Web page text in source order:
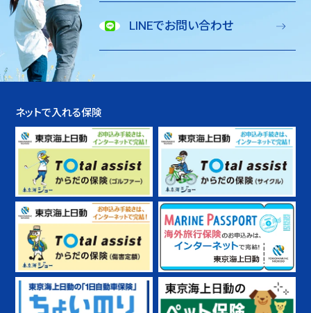
LINEでお問い合わせ
ネットで入れる保険